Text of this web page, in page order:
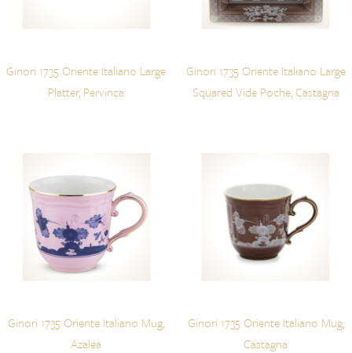
Ginori 1735 Oriente Italiano Large
Platter, Pervinca
Ginori 1735 Oriente Italiano Large
Squared Vide Poche, Castagna
Ginori 1735 Oriente Italiano Mug,
Azalea
Ginori 1735 Oriente Italiano Mug,
Castagna